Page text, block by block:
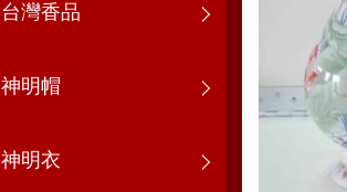
台灣香品
神明帽
神明衣